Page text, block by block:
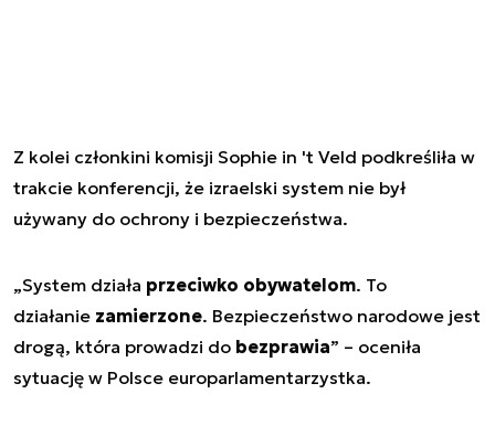
Z kolei członkini komisji Sophie in 't Veld podkreśliła w
trakcie konferencji, że izraelski system nie był
używany do ochrony i bezpieczeństwa.
„System działa przeciwko obywatelom. To
działanie zamierzone. Bezpieczeństwo narodowe jest
drogą, która prowadzi do bezprawia” – oceniła
sytuację w Polsce europarlamentarzystka.